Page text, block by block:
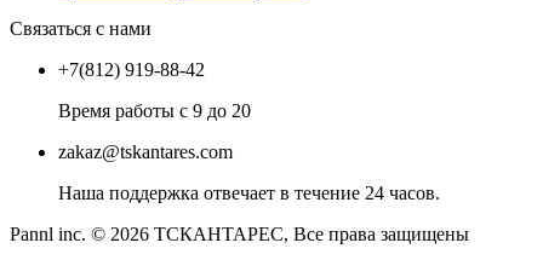
Связаться с нами
+7(812) 919-88-42
Время работы с 9 до 20
zakaz@tskantares.com
Наша поддержка отвечает в течение 24 часов.
Pannl inc. © 2026 ТСКАНТАРЕС, Все права защищены